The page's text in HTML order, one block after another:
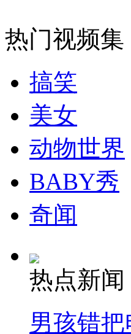
消防员救轻生者 花炮
纽约上演“枕头大战”
司机酒驾遇交警 急速倒
热门视频集
搞笑
美女
动物世界
BABY秀
奇闻
热点新闻
男孩错